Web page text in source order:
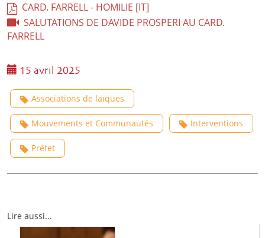
CARD. FARRELL - HOMILIE [IT]
SALUTATIONS DE DAVIDE PROSPERI AU CARD.
FARRELL
15 avril 2025
Associations de laïques
Mouvements et Communautés Interventions
Préfet
Lire aussi...